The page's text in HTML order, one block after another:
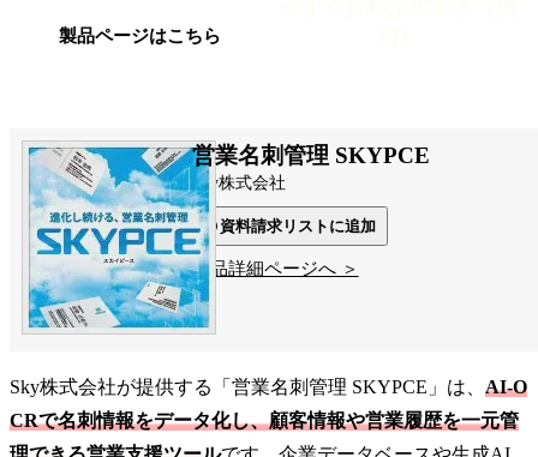
製品ページはこちら
営業名刺管理 SKYPCE
Sky株式会社
資料請求リストに追加
製品詳細ページへ ＞
Sky株式会社が提供する「営業名刺管理 SKYPCE」は、 AI-O
CRで名刺情報をデータ化し、顧客情報や営業履歴を一元管